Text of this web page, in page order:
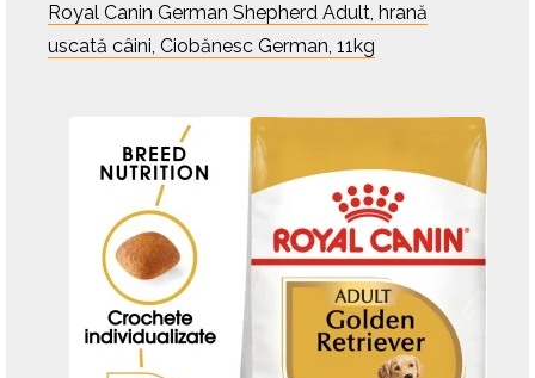
Royal Canin German Shepherd Adult, hrană
uscată câini, Ciobănesc German, 11kg